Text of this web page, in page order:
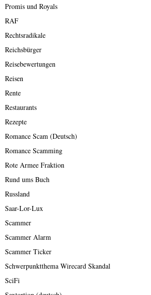
Promis und Royals
RAF
Rechtsradikale
Reichsbürger
Reisebewertungen
Reisen
Rente
Restaurants
Rezepte
Romance Scam (Deutsch)
Romance Scamming
Rote Armee Fraktion
Rund ums Buch
Russland
Saar-Lor-Lux
Scammer
Scammer Alarm
Scammer Ticker
Schwerpunktthema Wirecard Skandal
SciFi